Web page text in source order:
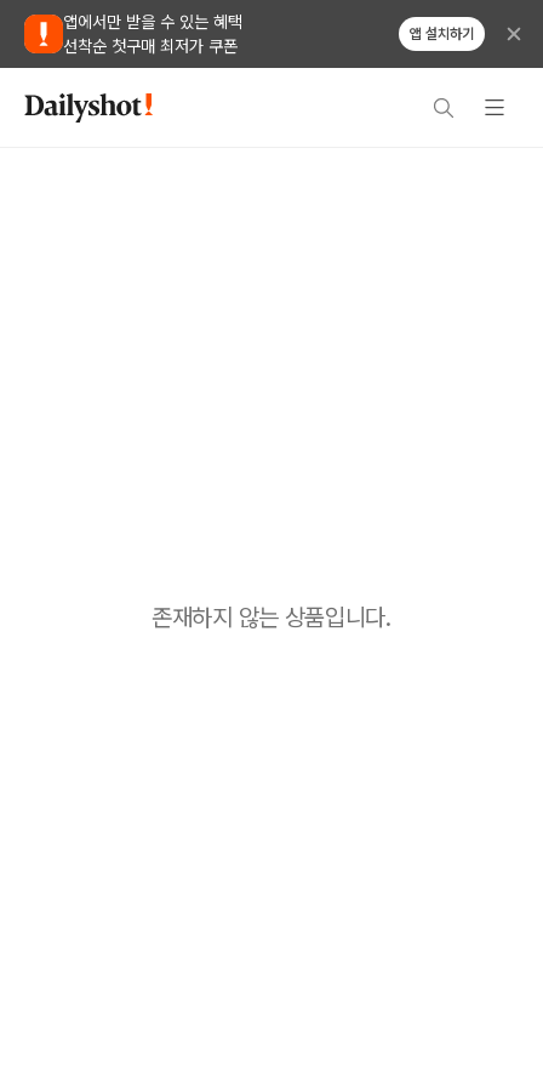
앱에서만 받을 수 있는 혜택
선착순 첫구매 최저가 쿠폰
앱 설치하기
존재하지 않는 상품입니다.